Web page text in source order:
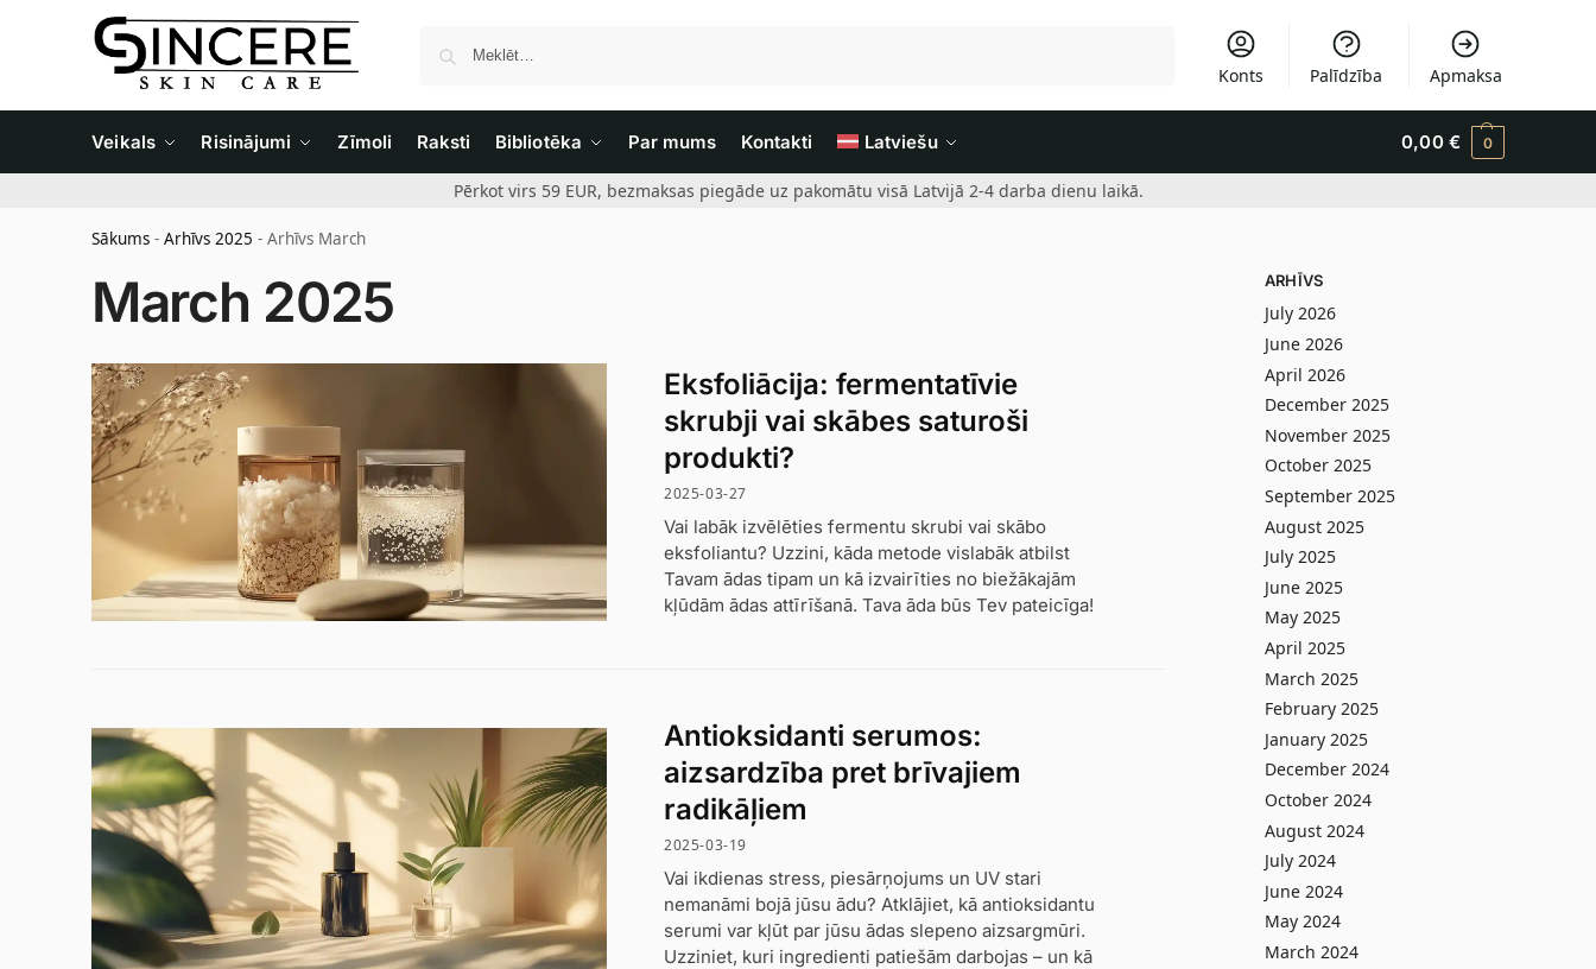
Konts Palīdzība Apmaksa
Veikals Risinājumi Zīmoli Raksti Bibliotēka Par mums Kontakti Latviešu 0,00 € 0
Pērkot virs 59 EUR, bezmaksas piegāde uz pakomātu visā Latvijā 2-4 darba dienu laikā.
Sākums - Arhīvs 2025 - Arhīvs March
March 2025
Eksfoliācija: fermentatīvie
skrubji vai skābes saturoši
produkti?
2025-03-27
Vai labāk izvēlēties fermentu skrubi vai skābo
eksfoliantu? Uzzini, kāda metode vislabāk atbilst
Tavam ādas tipam un kā izvairīties no biežākajām
kļūdām ādas attīrīšanā. Tava āda būs Tev pateicīga!
Antioksidanti serumos:
aizsardzība pret brīvajiem
radikāļiem
2025-03-19
Vai ikdienas stress, piesārņojums un UV stari
nemanāmi bojā jūsu ādu? Atklājiet, kā antioksidantu
serumi var kļūt par jūsu ādas slepeno aizsargmūri.
Uzziniet, kuri ingredienti patiešām darbojas – un kā
ARHĪVS
July 2026
June 2026
April 2026
December 2025
November 2025
October 2025
September 2025
August 2025
July 2025
June 2025
May 2025
April 2025
March 2025
February 2025
January 2025
December 2024
October 2024
August 2024
July 2024
June 2024
May 2024
March 2024